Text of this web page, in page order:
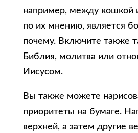
например, между кошкой
по их мнению, является
почему. Включите также
Библия, молитва или
Иисусом.
Вы также можете
приоритеты на бумаге.
верхней, а затем другие